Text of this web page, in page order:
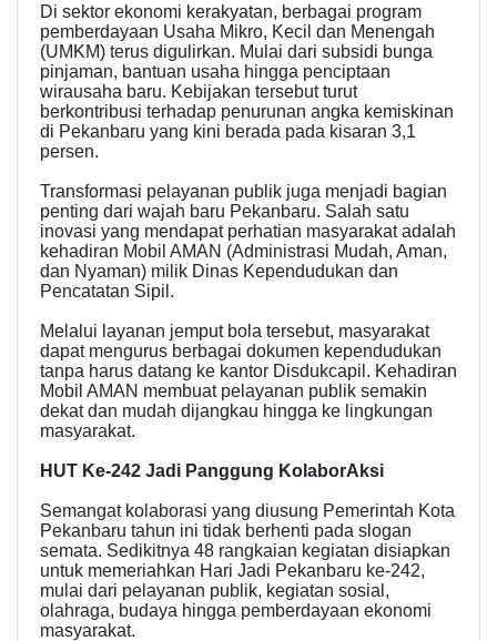
Di sektor ekonomi kerakyatan, berbagai program
pemberdayaan Usaha Mikro, Kecil dan Menengah
(UMKM) terus digulirkan. Mulai dari subsidi bunga
pinjaman, bantuan usaha hingga penciptaan
wirausaha baru. Kebijakan tersebut turut
berkontribusi terhadap penurunan angka kemiskinan
di Pekanbaru yang kini berada pada kisaran 3,1
persen.
Transformasi pelayanan publik juga menjadi bagian
penting dari wajah baru Pekanbaru. Salah satu
inovasi yang mendapat perhatian masyarakat adalah
kehadiran Mobil AMAN (Administrasi Mudah, Aman,
dan Nyaman) milik Dinas Kependudukan dan
Pencatatan Sipil.
Melalui layanan jemput bola tersebut, masyarakat
dapat mengurus berbagai dokumen kependudukan
tanpa harus datang ke kantor Disdukcapil. Kehadiran
Mobil AMAN membuat pelayanan publik semakin
dekat dan mudah dijangkau hingga ke lingkungan
masyarakat.
HUT Ke-242 Jadi Panggung KolaborAksi
Semangat kolaborasi yang diusung Pemerintah Kota
Pekanbaru tahun ini tidak berhenti pada slogan
semata. Sedikitnya 48 rangkaian kegiatan disiapkan
untuk memeriahkan Hari Jadi Pekanbaru ke-242,
mulai dari pelayanan publik, kegiatan sosial,
olahraga, budaya hingga pemberdayaan ekonomi
masyarakat.